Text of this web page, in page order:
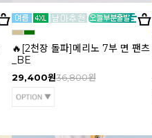
🔥[2천장 돌파]메리노 7부 면 팬츠
_BE
29,400원36,800원